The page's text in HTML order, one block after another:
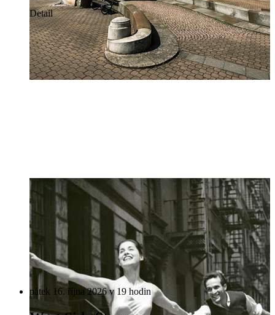
Detail
pátek 16. října 2026 v 19 hodin